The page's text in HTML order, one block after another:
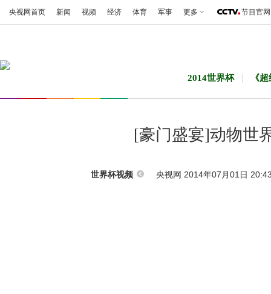
央视网首页 新闻 视频 经济 体育 军事 更多 节目官网
2014世界杯 《
[豪门盛宴]动物世
世界杯视频 央视网 2014年07月01日